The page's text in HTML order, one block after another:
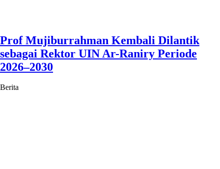
Prof Mujiburrahman Kembali Dilantik
sebagai Rektor UIN Ar-Raniry Periode
2026–2030
Berita